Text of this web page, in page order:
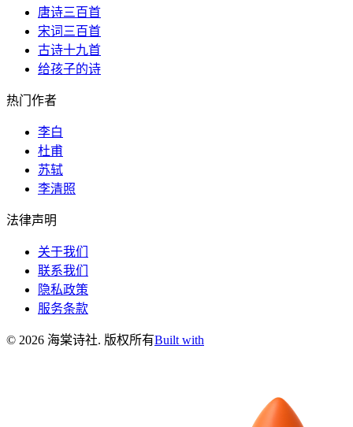
唐诗三百首
宋词三百首
古诗十九首
给孩子的诗
热门作者
李白
杜甫
苏轼
李清照
法律声明
关于我们
联系我们
隐私政策
服务条款
© 2026 海棠诗社. 版权所有Built with